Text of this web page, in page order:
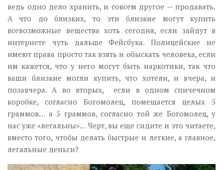
ведь одно дело хранить, и совсем другое — продавать.
А что до близких, то эти близкие могут купить
всевозможные вещества хоть сегодня, если зайдут в
интернете чуть дальше Фейсбука. Полицейские не
имеют права просто так взять и обыскать человека, если
им кажется, что у него могут быть наркотики, так что
ваши близкие могли купить, что хотели, и вчера, и
позавчера. А во вторых, если в одном спичечном
коробке, согласно Богомолец, помещается целых 5
граммов… а 5 граммов, согласно той же Богомолец, у
нас уже «легальны»… Черт, вы еще сидите и это читаете,
вместо того, чтобы делать быстрые и легкие, а главное,
легальные деньги?